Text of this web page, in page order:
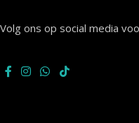
Volg ons op social media